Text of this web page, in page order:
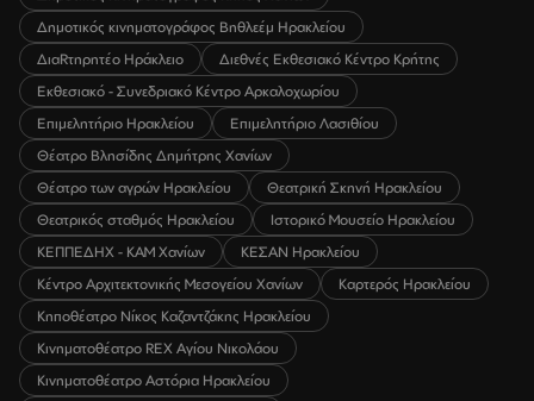
Δημοτικός κινηματογράφος Βηθλεέμ Ηρακλείου
ΔιαRτηρητέο Ηράκλειο
Διεθνές Εκθεσιακό Κέντρο Κρήτης
Εκθεσιακό - Συνεδριακό Κέντρο Αρκαλοχωρίου
Επιμελητήριο Ηρακλείου
Επιμελητήριο Λασιθίου
Θέατρο Βλησίδης Δημήτρης Χανίων
Θέατρο των αγρών Ηρακλείου
Θεατρική Σκηνή Ηρακλείου
Θεατρικός σταθμός Ηρακλείου
Ιστορικό Μουσείο Ηρακλείου
ΚΕΠΠΕΔΗΧ - ΚΑΜ Χανίων
ΚΕΣΑΝ Ηρακλείου
Κέντρο Αρχιτεκτονικής Μεσογείου Χανίων
Καρτερός Ηρακλείου
Κηποθέατρο Νίκος Καζαντζάκης Ηρακλείου
Κινηματοθέατρο REX Αγίου Νικολάου
Κινηματοθέατρο Αστόρια Ηρακλείου